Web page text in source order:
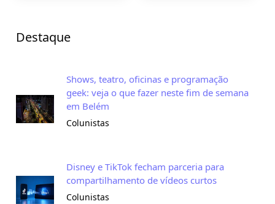
Destaque
Shows, teatro, oficinas e programação
geek: veja o que fazer neste fim de semana
em Belém
Colunistas
Disney e TikTok fecham parceria para
compartilhamento de vídeos curtos
Colunistas